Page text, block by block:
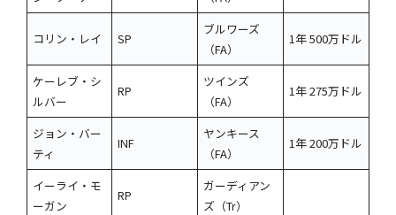
コリン・レイ SP
ブルワーズ
（FA）
1年 500万ドル
ケーレブ・シ
ルバー
RP
ツインズ
（FA）
1年 275万ドル
ジョン・バー
ティ
INF
ヤンキース
（FA）
1年 200万ドル
イーライ・モ
ーガン
RP
ガーディアン
ズ（Tr）